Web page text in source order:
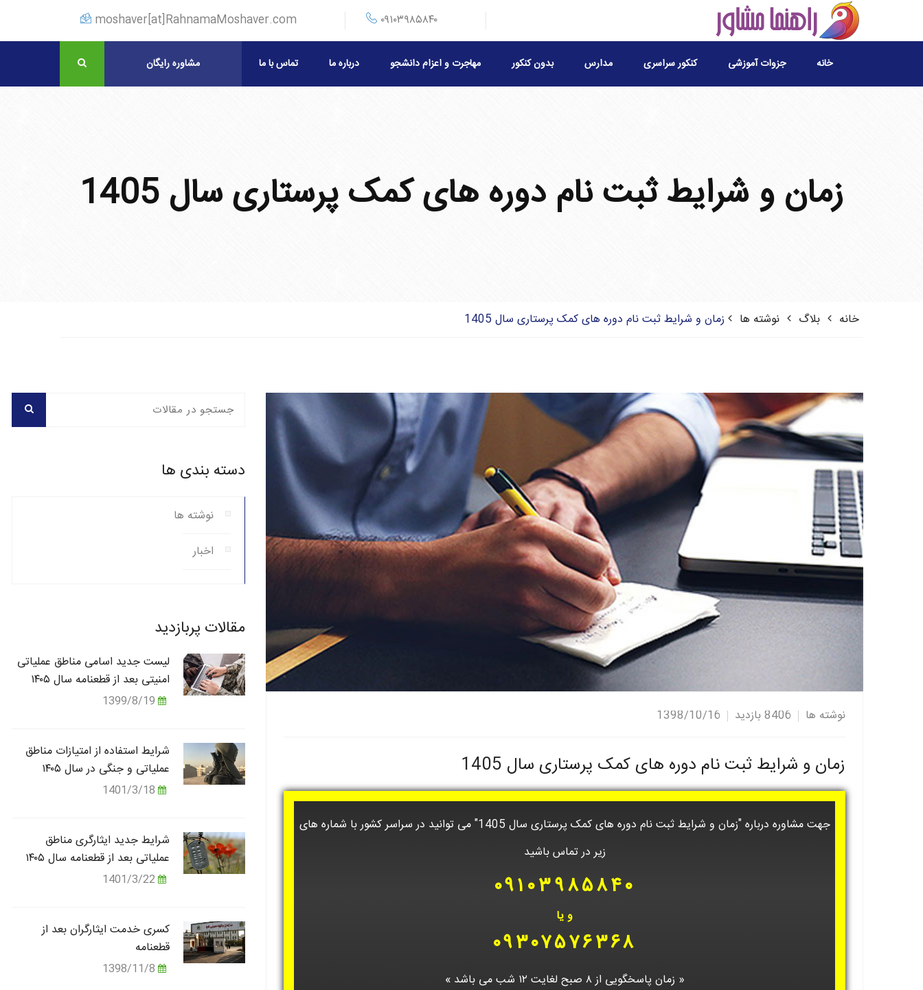
۰۹۱۰۳۹۸۵۸۴۰ moshaver[at]RahnamaMoshaver.com
خانه جزوات آموزشی کنکور سراسری مدارس بدون کنکور مهاجرت و اعزام دانشجو درباره ما تماس با ما مشاوره رایگان
زمان و شرایط ثبت نام دوره های کمک پرستاری سال 1405
خانه بلاگ نوشته ها زمان و شرایط ثبت نام دوره های کمک پرستاری سال 1405
نوشته ها 8406 بازدید 1398/10/16
زمان و شرایط ثبت نام دوره های کمک پرستاری سال 1405
جهت مشاوره درباره "زمان و شرایط ثبت نام دوره های کمک پرستاری سال 1405" می توانید در سراسر کشور با شماره های
زیر در تماس باشید
۰۹۱۰۳۹۸۵۸۴۰
و یا
۰۹۳۰۷۵۷۶۳۶۸
« زمان پاسخگویی از ۸ صبح لغایت ۱۲ شب می باشد »
دسته بندی ها
نوشته ها
اخبار
مقالات پربازدید
لیست جدید اسامی مناطق عملیاتی
امنیتی بعد از قطعنامه سال ۱۴۰۵
شرایط استفاده از امتیازات مناطق
عملیاتی و جنگی در سال ۱۴۰۵
شرایط جدید ایثارگری مناطق
عملیاتی بعد از قطعنامه سال ۱۴۰۵
کسری خدمت ایثارگران بعد از
قطعنامه